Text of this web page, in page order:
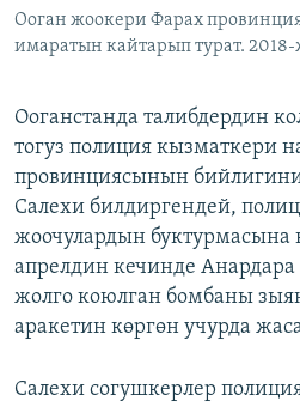
Ооган жоокери Фарах
имаратын кайтарып турат.
Ооганстанда талибдердин
тогуз полиция кызматкери
провинциясынын
Салехи билдиргендей,
жоочулардын буктурмасына
апрелдин кечинде
жолго коюлган бомбаны
аракетин көргөн учурда
Салехи согушкерлер